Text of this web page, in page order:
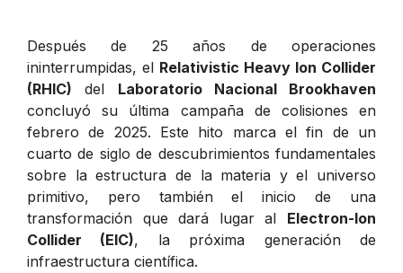
Después de 25 años de operaciones
ininterrumpidas, el Relativistic Heavy Ion Collider
(RHIC) del Laboratorio Nacional Brookhaven
concluyó su última campaña de colisiones en
febrero de 2025. Este hito marca el fin de un
cuarto de siglo de descubrimientos fundamentales
sobre la estructura de la materia y el universo
primitivo, pero también el inicio de una
transformación que dará lugar al Electron-Ion
Collider (EIC), la próxima generación de
infraestructura científica.